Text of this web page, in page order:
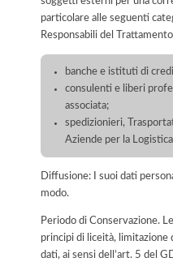
particolare alle seguenti
Responsabili del
banche e istituti di
consulenti e liberi
associata;
spedizionieri,
Aziende per la
Diffusione: I suoi dati
modo.
Periodo di Conservazione.
principi di liceità, limitazione
dati, ai sensi dell’art. 5 del